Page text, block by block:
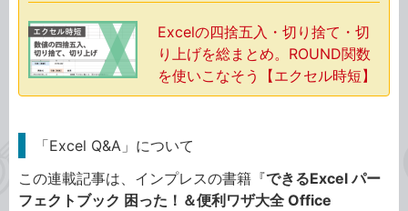
Excelの四捨五入・切り捨て・切
り上げを総まとめ。ROUND関数
を使いこなそう【エクセル時短】
「Excel Q&A」について
この連載記事は、インプレスの書籍『できるExcel パー
フェクトブック 困った！＆便利ワザ大全 Office